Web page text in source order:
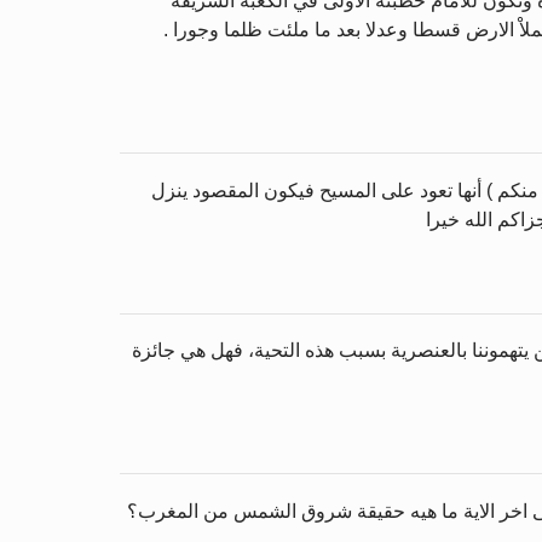
الارض قسطا وعدلا بعد ما ملئت ظلما وجورا .
) أنها تعود على المسيح فيكون المقصود ينزل
الله خيرا
بالعنصرية بسبب هذه التحية، فهل هي جائزة
اخر الاية ما هيه حقيقة شروق الشمس من المغرب؟